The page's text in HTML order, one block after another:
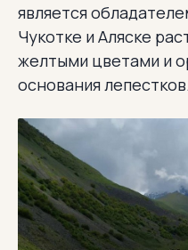
является
Чукотке и Аляске
желтыми цветами и
основания лепестков.